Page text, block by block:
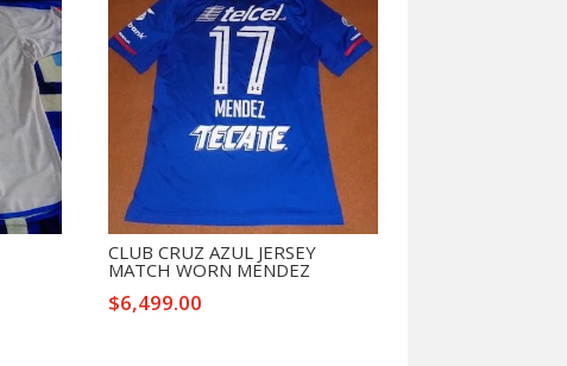
CLUB CRUZ AZUL JERSEY
MATCH WORN MENDEZ
$6,499.00